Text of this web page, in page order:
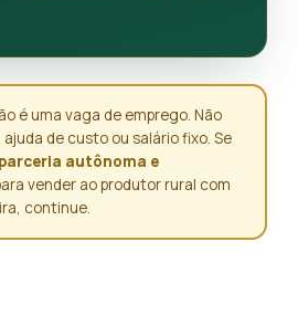
é uma vaga de emprego. Não
de custo ou salário fixo. Se
parceria autônoma e
vender ao produtor rural com
continue.